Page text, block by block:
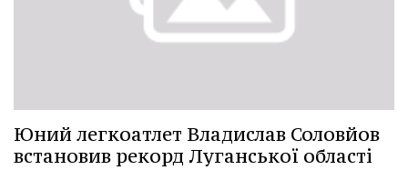
Юний легкоатлет Владислав Соловйов
встановив рекорд Луганської області